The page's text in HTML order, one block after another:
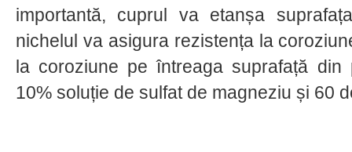
importantă, cuprul va etanșa
nichelul va asigura rezistența la
la coroziune pe întreaga suprafață din
10% soluție de sulfat de magneziu și 60